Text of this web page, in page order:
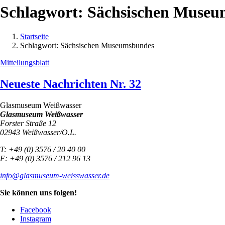
Schlagwort: Sächsischen
Startseite
Schlagwort: Sächsischen Museumsbundes
Mitteilungsblatt
Neueste Nachrichten Nr. 32
Glasmuseum Weißwasser
Glasmuseum Weißwasser
Forster Straße 12
02943 Weißwasser/O.L.
T: +49 (0) 3576 / 20 40 00
F: +49 (0) 3576 / 212 96 13
info@glasmuseum-weisswasser.de
Sie können uns folgen!
Facebook
Instagram